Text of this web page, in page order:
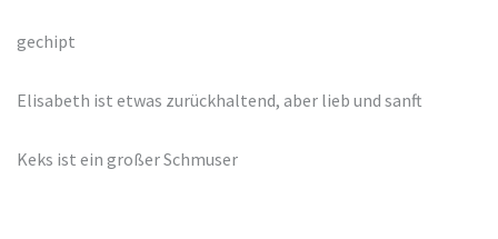
gechipt
Elisabeth ist etwas zurückhaltend, aber lieb und sanft
Keks ist ein großer Schmuser